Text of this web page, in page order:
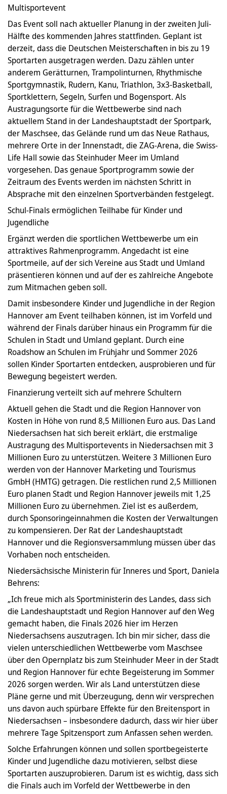
Multisportevent
Das Event soll nach aktueller Planung in der zweiten Juli-
Hälfte des kommenden Jahres stattfinden. Geplant ist
derzeit, dass die Deutschen Meisterschaften in bis zu 19
Sportarten ausgetragen werden. Dazu zählen unter
anderem Gerätturnen, Trampolinturnen, Rhythmische
Sportgymnastik, Rudern, Kanu, Triathlon, 3x3-Basketball,
Sportklettern, Segeln, Surfen und Bogensport. Als
Austragungsorte für die Wettbewerbe sind nach
aktuellem Stand in der Landeshauptstadt der Sportpark,
der Maschsee, das Gelände rund um das Neue Rathaus,
mehrere Orte in der Innenstadt, die ZAG-Arena, die Swiss-
Life Hall sowie das Steinhuder Meer im Umland
vorgesehen. Das genaue Sportprogramm sowie der
Zeitraum des Events werden im nächsten Schritt in
Absprache mit den einzelnen Sportverbänden festgelegt.
Schul-Finals ermöglichen Teilhabe für Kinder und
Jugendliche
Ergänzt werden die sportlichen Wettbewerbe um ein
attraktives Rahmenprogramm. Angedacht ist eine
Sportmeile, auf der sich Vereine aus Stadt und Umland
präsentieren können und auf der es zahlreiche Angebote
zum Mitmachen geben soll.
Damit insbesondere Kinder und Jugendliche in der Region
Hannover am Event teilhaben können, ist im Vorfeld und
während der Finals darüber hinaus ein Programm für die
Schulen in Stadt und Umland geplant. Durch eine
Roadshow an Schulen im Frühjahr und Sommer 2026
sollen Kinder Sportarten entdecken, ausprobieren und für
Bewegung begeistert werden.
Finanzierung verteilt sich auf mehrere Schultern
Aktuell gehen die Stadt und die Region Hannover von
Kosten in Höhe von rund 8,5 Millionen Euro aus. Das Land
Niedersachsen hat sich bereit erklärt, die erstmalige
Austragung des Multisportevents in Niedersachsen mit 3
Millionen Euro zu unterstützen. Weitere 3 Millionen Euro
werden von der Hannover Marketing und Tourismus
GmbH (HMTG) getragen. Die restlichen rund 2,5 Millionen
Euro planen Stadt und Region Hannover jeweils mit 1,25
Millionen Euro zu übernehmen. Ziel ist es außerdem,
durch Sponsoringeinnahmen die Kosten der Verwaltungen
zu kompensieren. Der Rat der Landeshauptstadt
Hannover und die Regionsversammlung müssen über das
Vorhaben noch entscheiden.
Niedersächsische Ministerin für Inneres und Sport, Daniela
Behrens:
„Ich freue mich als Sportministerin des Landes, dass sich
die Landeshauptstadt und Region Hannover auf den Weg
gemacht haben, die Finals 2026 hier im Herzen
Niedersachsens auszutragen. Ich bin mir sicher, dass die
vielen unterschiedlichen Wettbewerbe vom Maschsee
über den Opernplatz bis zum Steinhuder Meer in der Stadt
und Region Hannover für echte Begeisterung im Sommer
2026 sorgen werden. Wir als Land unterstützen diese
Pläne gerne und mit Überzeugung, denn wir versprechen
uns davon auch spürbare Effekte für den Breitensport in
Niedersachsen – insbesondere dadurch, dass wir hier über
mehrere Tage Spitzensport zum Anfassen sehen werden.
Solche Erfahrungen können und sollen sportbegeisterte
Kinder und Jugendliche dazu motivieren, selbst diese
Sportarten auszuprobieren. Darum ist es wichtig, dass sich
die Finals auch im Vorfeld der Wettbewerbe in den